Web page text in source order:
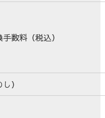
数料（税込）
）